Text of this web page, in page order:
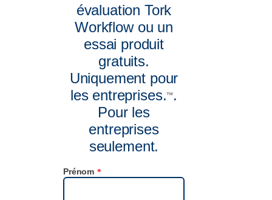
évaluation Tork
Workflow ou un
essai produit
gratuits.
Uniquement pour
les entreprises.™ .
Pour les
entreprises
seulement.
Prénom *